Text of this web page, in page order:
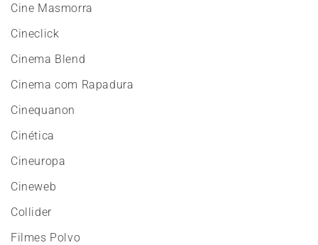
Cine Masmorra
Cineclick
Cinema Blend
Cinema com Rapadura
Cinequanon
Cinética
Cineuropa
Cineweb
Collider
Filmes Polvo